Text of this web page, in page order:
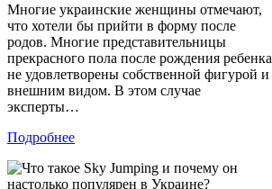
Многие украинские женщины отмечают,
что хотели бы прийти в форму после
родов. Многие представительницы
прекрасного пола после рождения ребенка
не удовлетворены собственной фигурой и
внешним видом. В этом случае
эксперты…
Подробнее